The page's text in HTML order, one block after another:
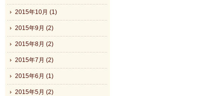
2015年10月 (1)
2015年9月 (2)
2015年8月 (2)
2015年7月 (2)
2015年6月 (1)
2015年5月 (2)